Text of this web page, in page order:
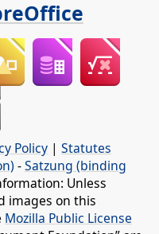
Policy | Statutes
-Satzung (binding
Unless
images on this
Mozilla Public License